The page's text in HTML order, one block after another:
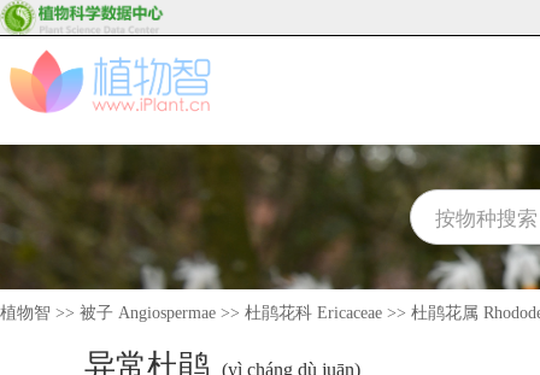
植物智 >> 被子 Angiospermae >> 杜鹃花科 Ericaceae >> 杜鹃花属
异常杜鹃 (yì cháng dù juān)